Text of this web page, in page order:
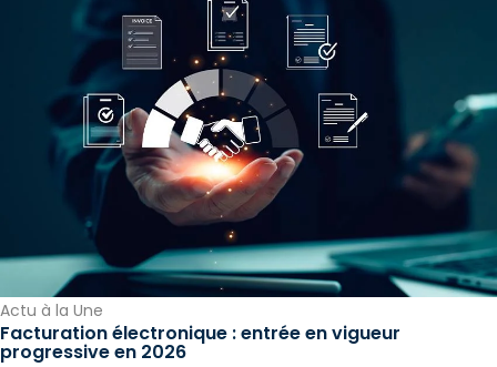
Actu à la Une
Facturation électronique : entrée en vigueur
progressive en 2026